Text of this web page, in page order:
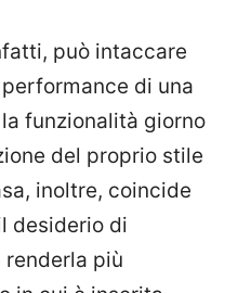
può intaccare
di una
funzionalità giorno
del proprio stile
inoltre, coincide
desiderio di
renderla più